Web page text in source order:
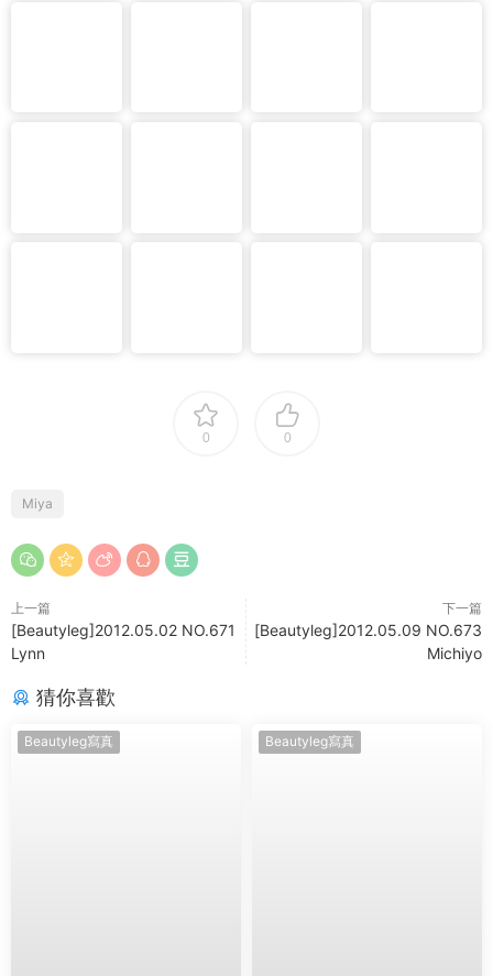
0 0
Miya
上一篇
[Beautyleg]2012.05.02 NO.671
Lynn
下一篇
[Beautyleg]2012.05.09 NO.673
Michiyo
猜你喜歡
Beautyleg寫真 Beautyleg寫真